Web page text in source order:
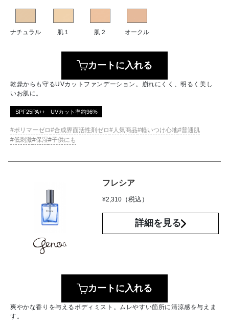
ナチュラル 肌１ 肌２ オークル
カートに入れる
乾燥からも守るUVカットファンデーション。崩れにくく、明るく美し
いお肌に。
SPF25PA++ UVカット率約96%
ポリマーゼロ 合成界面活性剤ゼロ 人気商品 軽いつけ心地 普通肌
低刺激 保湿 子供にも
フレシア
¥2,310 （税込）
詳細を見る
カートに入れる
爽やかな香りを与えるボディミスト。ムレやすい箇所に清涼感を与えま
す。